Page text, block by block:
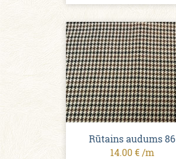
Rūtains audums 86
14.00 € /m